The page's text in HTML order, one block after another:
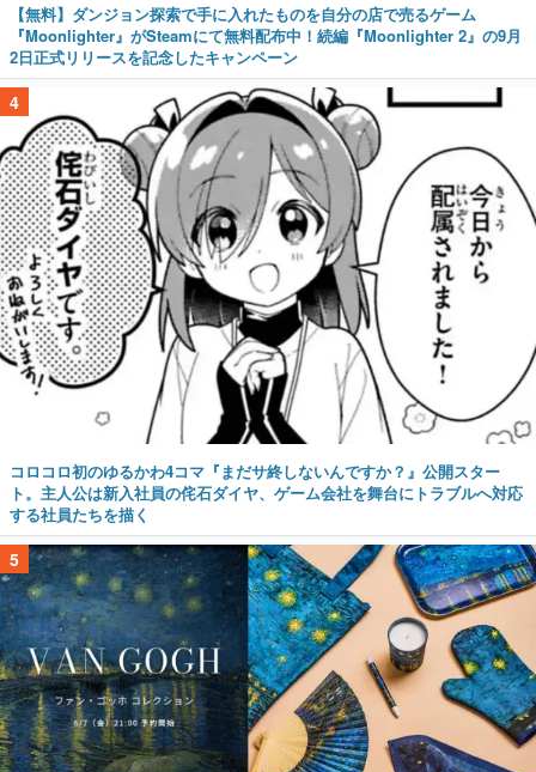
【無料】ダンジョン探索で手に入れたものを自分の店で売るゲーム
『Moonlighter』がSteamにて無料配布中！続編『Moonlighter 2』の9月
2日正式リリースを記念したキャンペーン
4
コロコロ初のゆるかわ4コマ『まだサ終しないんですか？』公開スター
ト。主人公は新入社員の侘石ダイヤ、ゲーム会社を舞台にトラブルへ対応
する社員たちを描く
5